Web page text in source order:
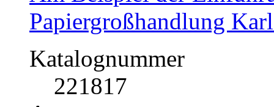
that refers to the global
An exploratory study of
European youths` pre-